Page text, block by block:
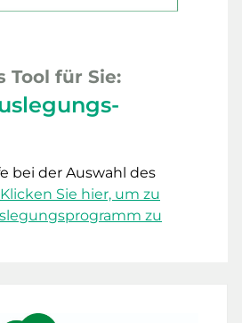
Tool für Sie:
bei der Auswahl des
Klicken Sie hier, um zu
zu